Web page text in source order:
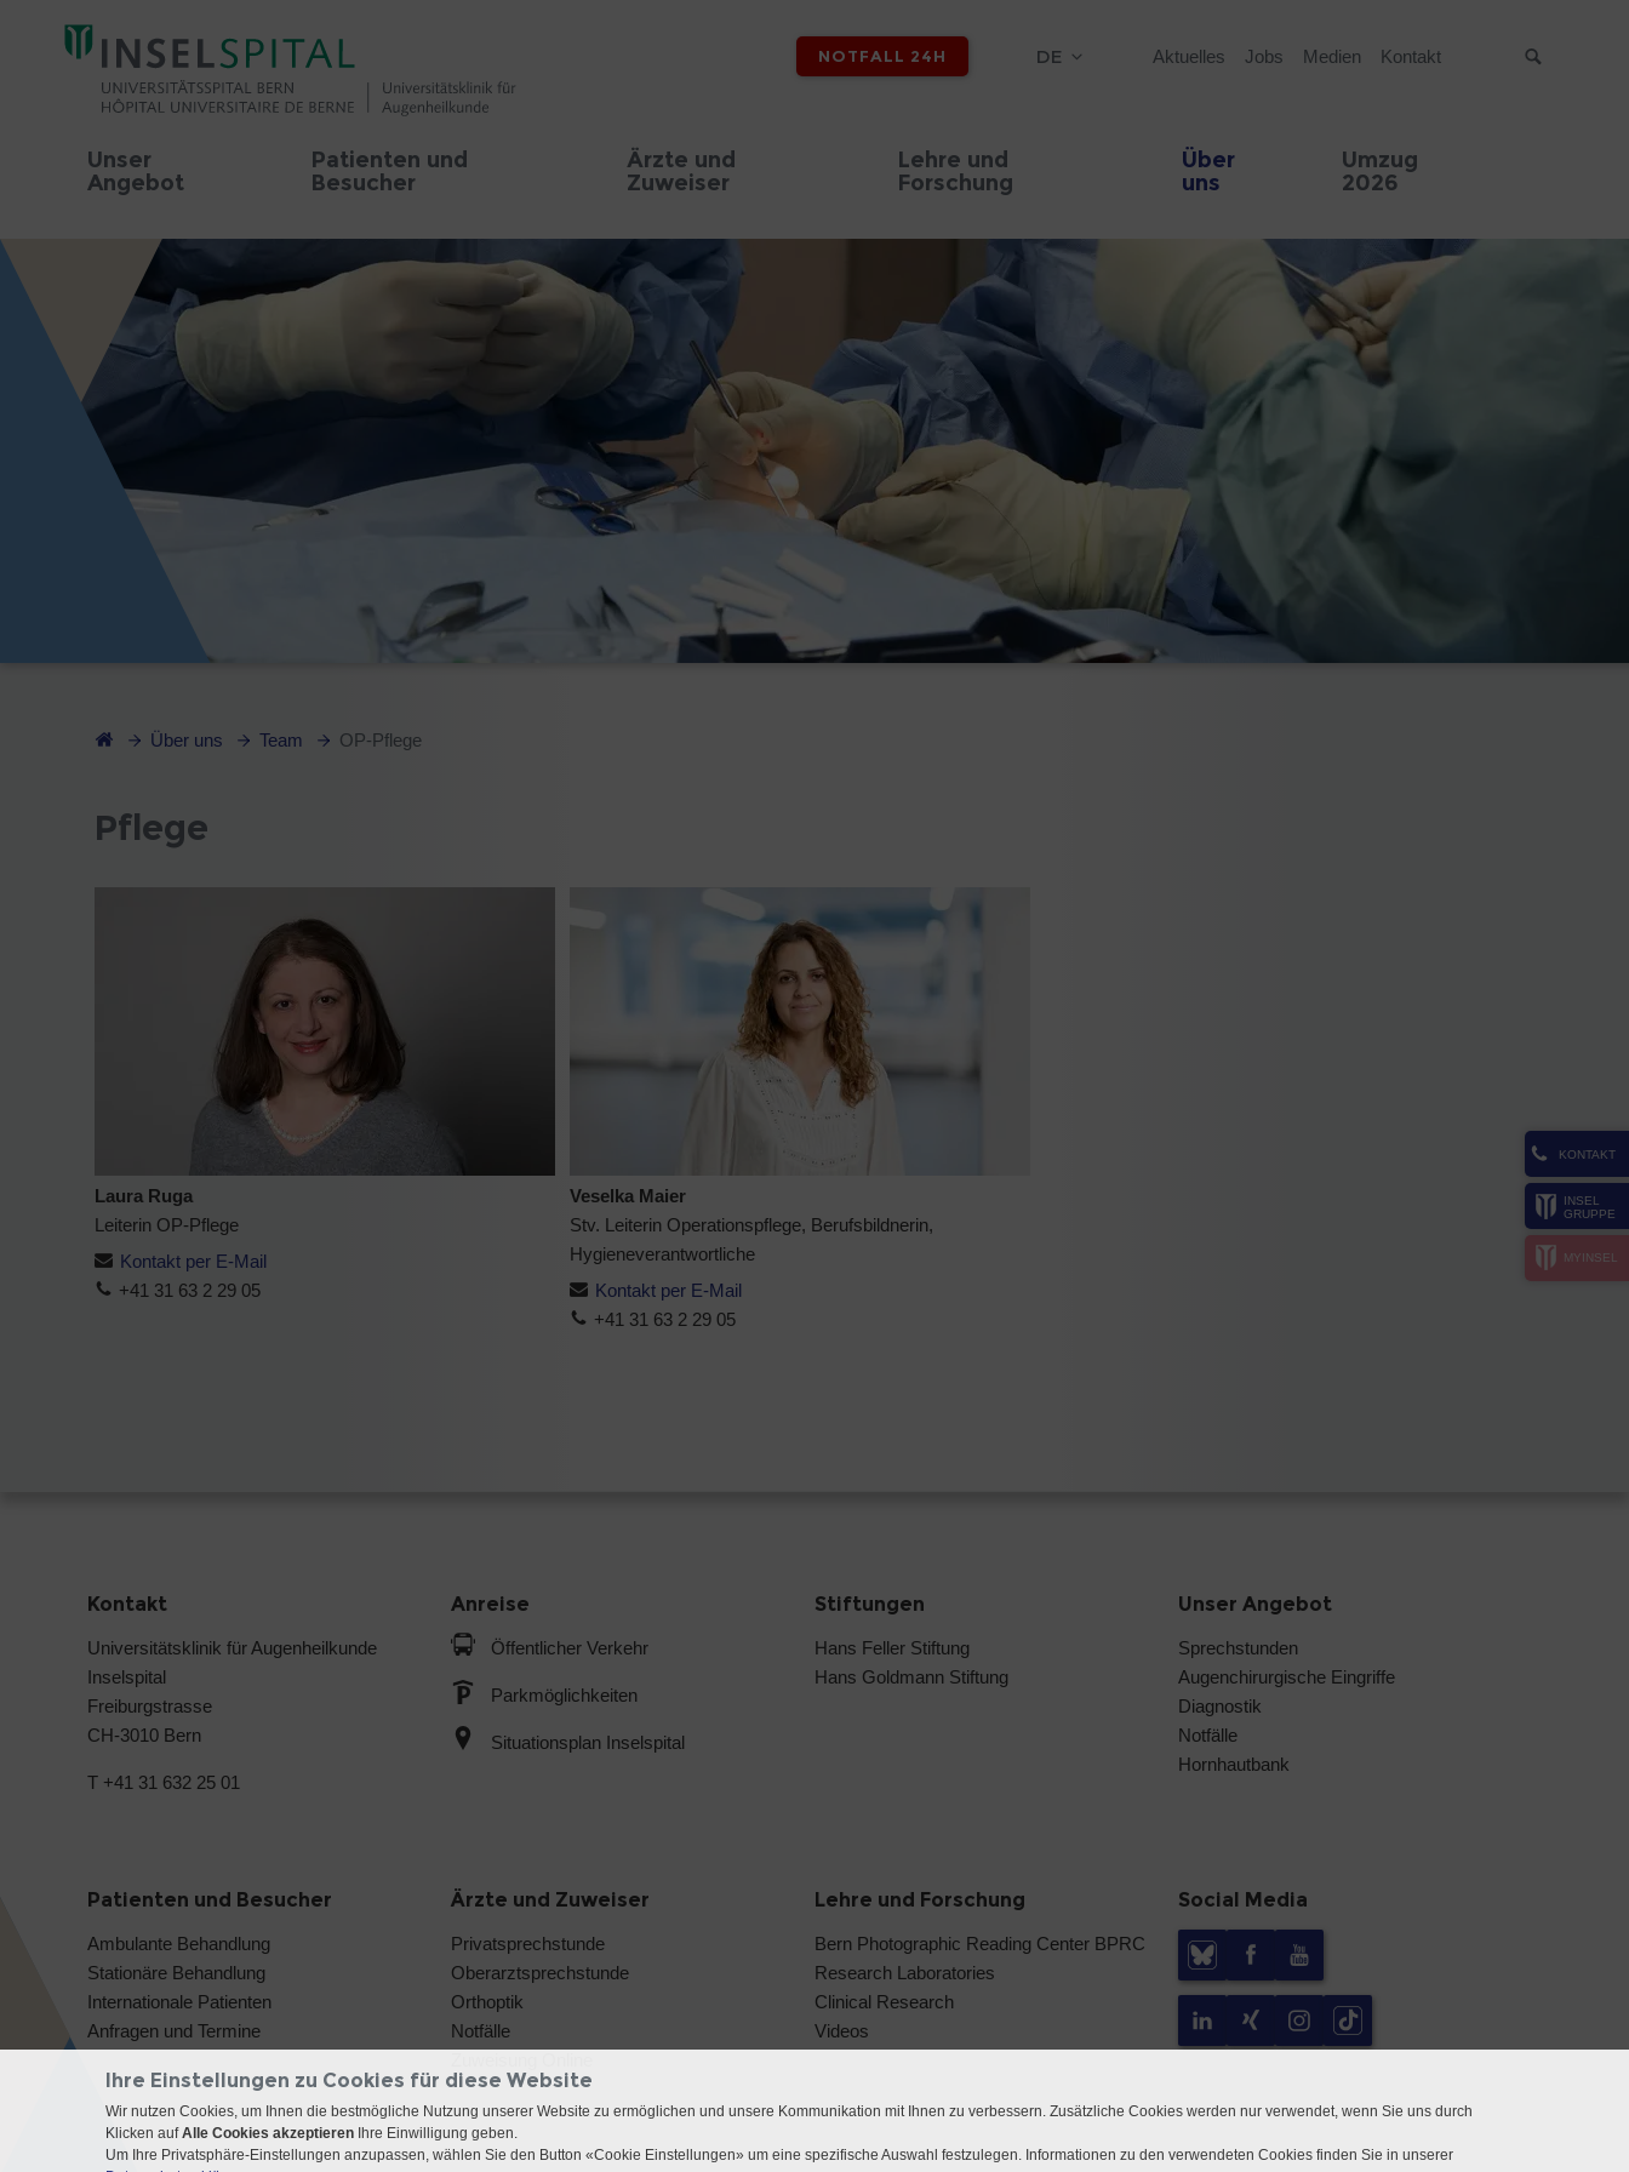
NOTFALL 24H DE Aktuelles Jobs Medien Kontakt
Unser
Angebot
Patienten und
Besucher
Ärzte und
Zuweiser
Lehre und
Forschung
Über
uns
Umzug
2026
KONTAKT
INSEL
GRUPPE
MYINSEL
Über uns Team OP-Pflege
Pflege
Laura Ruga
Leiterin OP-Pflege
Kontakt per E-Mail
+41 31 63 2 29 05
Veselka Maier
Stv. Leiterin Operationspflege, Berufsbildnerin,
Hygieneverantwortliche
Kontakt per E-Mail
+41 31 63 2 29 05
Kontakt
Universitätsklinik für Augenheilkunde
Inselspital
Freiburgstrasse
CH-3010 Bern
T +41 31 632 25 01
Anreise
Öffentlicher Verkehr
Parkmöglichkeiten
Situationsplan Inselspital
Stiftungen
Hans Feller Stiftung
Hans Goldmann Stiftung
Unser Angebot
Sprechstunden
Augenchirurgische Eingriffe
Diagnostik
Notfälle
Hornhautbank
Patienten und Besucher
Ambulante Behandlung
Stationäre Behandlung
Internationale Patienten
Anfragen und Termine
Ärzte und Zuweiser
Privatsprechstunde
Oberarztsprechstunde
Orthoptik
Notfälle
Lehre und Forschung
Bern Photographic Reading Center BPRC
Research Laboratories
Clinical Research
Videos
Social Media
Ihre Einstellungen zu Cookies für diese Website
Wir nutzen Cookies, um Ihnen die bestmögliche Nutzung unserer Website zu ermöglichen und unsere Kommunikation mit Ihnen zu verbessern. Zusätzliche Cookies werden nur verwendet, wenn Sie uns durch
Klicken aufAlle Cookies akzeptieren Ihre Einwilligung geben.
Um Ihre Privatsphäre-Einstellungen anzupassen, wählen Sie den Button «Cookie Einstellungen» um eine spezifische Auswahl festzulegen. Informationen zu den verwendeten Cookies finden Sie in unserer